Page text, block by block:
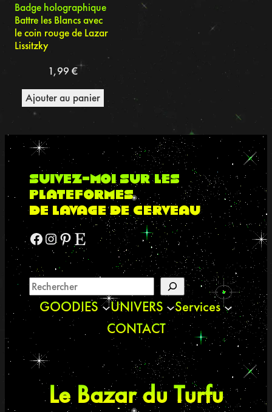
Badge holographique
Battre les Blancs avec
le coin rouge de Lazar
Lissitzky
1,99€
Ajouter au panier
suivez-moi sur les
plateformes
de lavage de cerveau
Facebook Instagram Pinterest Etsy
GOODIES UNIVERS
Services
CONTACT
Le Bazar du Turfu